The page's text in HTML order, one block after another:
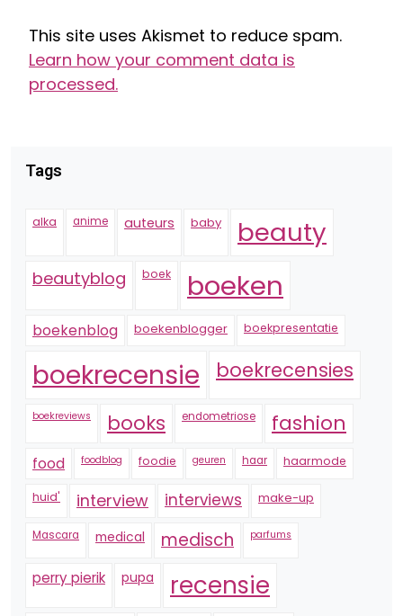
This site uses Akismet to reduce spam.
Learn how your comment data is
processed.
Tags
alka anime auteurs baby beauty
beautyblog boek boeken
boekenblog boekenblogger boekpresentatie
boekrecensie boekrecensies
boekreviews books endometriose fashion
food foodblog foodie geuren haar haarmode
huid' interview interviews make-up
Mascara medical medisch parfums
perry pierik pupa recensie